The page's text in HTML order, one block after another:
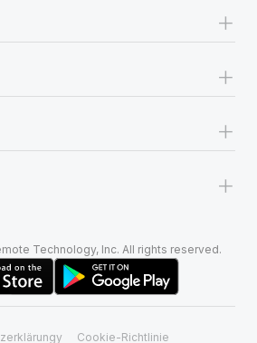
+
+
+
+
Technology, Inc. All rights reserved.
Cookie-Richtlinie